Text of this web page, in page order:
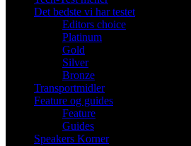
Det bedste vi har testet
Editors choice
Platinum
Gold
Silver
Bronze
Transportmidler
Feature og guides
Feature
Guides
Speakers Korner